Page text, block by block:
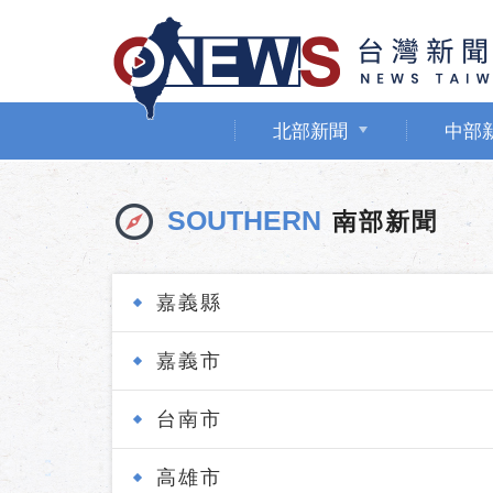
北部新聞 中部
SOUTHERN 南部新聞
嘉義縣
嘉義市
台南市
高雄市